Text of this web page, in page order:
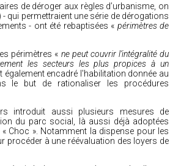
de déroger aux règles d’urbanisme, on
- qui permettraient une série de dérogations
- ont été rebaptisées « périmètres de
périmètres « ne peut couvrir l’intégralitédu
les secteurs les plus propices à un
également encadré l'habilitation donnée au
le but de rationaliser les procédures
introduit aussi plusieurs mesures de
du parc social, là aussi déjà adoptées
Choc ». Notamment la dispense pour les
procéder à une réévaluation des loyers de